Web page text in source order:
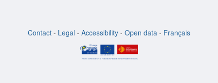
Contact - Legal - Accessibility - Open data - Français